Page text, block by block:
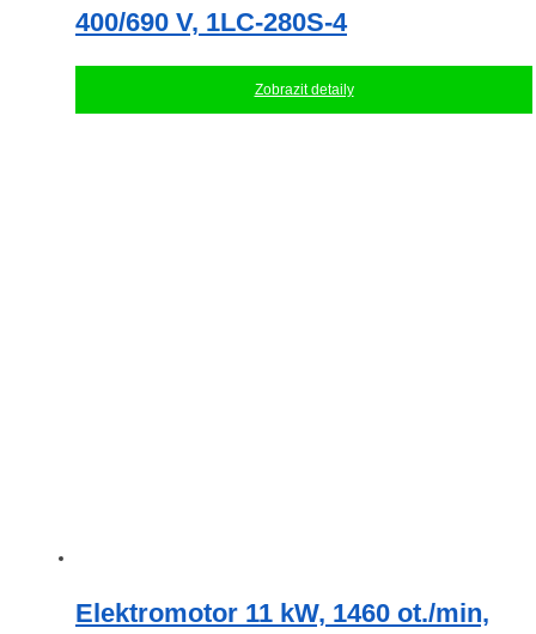
400/690 V, 1LC-280S-4
Zobrazit detaily
Elektromotor 11 kW, 1460 ot./min,